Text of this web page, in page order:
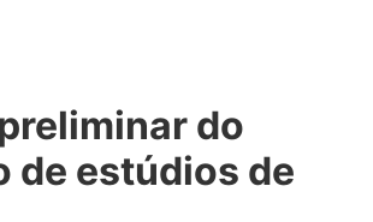
do
de estúdios de